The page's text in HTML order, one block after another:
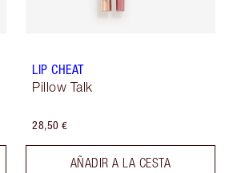
LIP CHEAT
Pillow Talk
28,50 €
AÑADIR A LA CESTA